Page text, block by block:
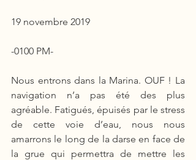
19 novembre 2019
-0100 PM-
Nous entrons dans la Marina. OUF ! La
navigation n’a pas été des plus
agréable. Fatigués, épuisés par le stress
de cette voie d’eau, nous nous
amarrons le long de la darse en face de
la grue qui permettra de mettre les